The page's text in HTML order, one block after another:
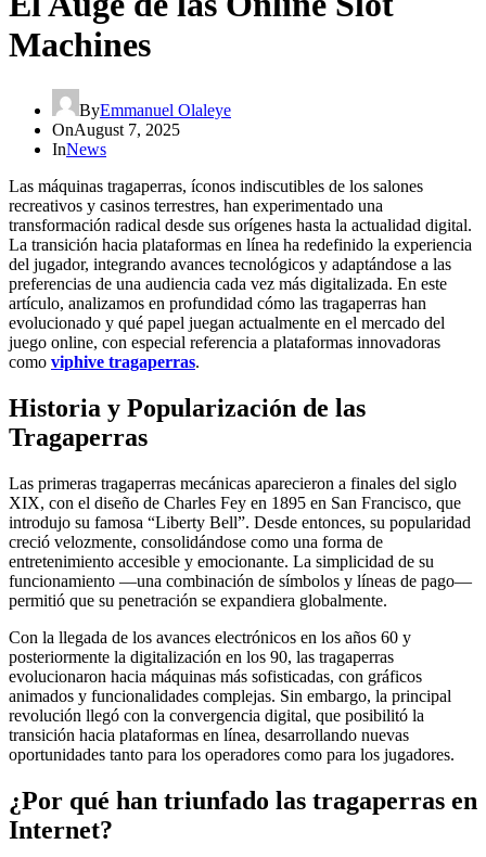
Machines
ByEmmanuel Olaleye
OnAugust 7, 2025
InNews
Las máquinas tragaperras, íconos indiscutibles de los salones
recreativos y casinos terrestres, han experimentado una
transformación radical desde sus orígenes hasta la actualidad digital.
La transición hacia plataformas en línea ha redefinido la experiencia
del jugador, integrando avances tecnológicos y adaptándose a las
preferencias de una audiencia cada vez más digitalizada. En este
artículo, analizamos en profundidad cómo las tragaperras han
evolucionado y qué papel juegan actualmente en el mercado del
juego online, con especial referencia a plataformas innovadoras
como viphive tragaperras.
Historia y Popularización de las
Tragaperras
Las primeras tragaperras mecánicas aparecieron a finales del siglo
XIX, con el diseño de Charles Fey en 1895 en San Francisco, que
introdujo su famosa “Liberty Bell”. Desde entonces, su popularidad
creció velozmente, consolidándose como una forma de
entretenimiento accesible y emocionante. La simplicidad de su
funcionamiento —una combinación de símbolos y líneas de pago—
permitió que su penetración se expandiera globalmente.
Con la llegada de los avances electrónicos en los años 60 y
posteriormente la digitalización en los 90, las tragaperras
evolucionaron hacia máquinas más sofisticadas, con gráficos
animados y funcionalidades complejas. Sin embargo, la principal
revolución llegó con la convergencia digital, que posibilitó la
transición hacia plataformas en línea, desarrollando nuevas
oportunidades tanto para los operadores como para los jugadores.
¿Por qué han triunfado las tragaperras en
Internet?